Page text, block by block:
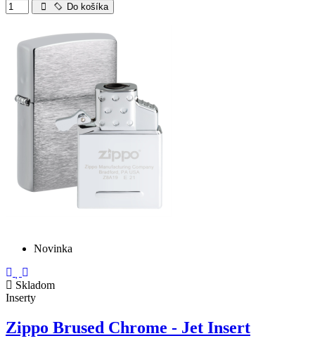
Do košíka
Novinka
Skladom
Inserty
Zippo Brused Chrome - Jet Insert